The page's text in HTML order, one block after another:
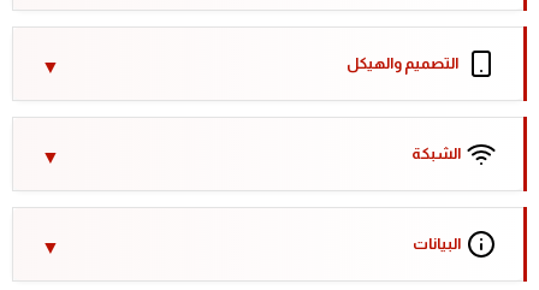
التصميم والهيكل
الشبكة
البيانات